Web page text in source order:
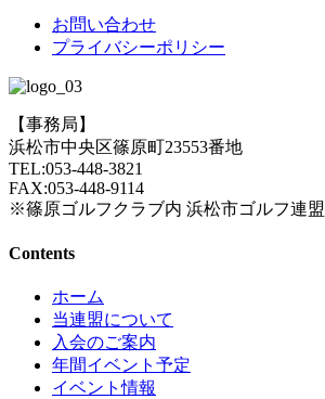
お問い合わせ
プライバシーポリシー
【事務局】
浜松市中央区篠原町23553番地
TEL:053-448-3821
FAX:053-448-9114
※篠原ゴルフクラブ内 浜松市ゴルフ連盟
Contents
ホーム
当連盟について
入会のご案内
年間イベント予定
イベント情報